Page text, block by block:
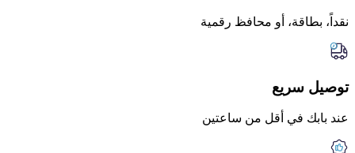
نقداً، بطاقة، أو محافظ رقمية
توصيل سريع
عند بابك في أقل من ساعتين